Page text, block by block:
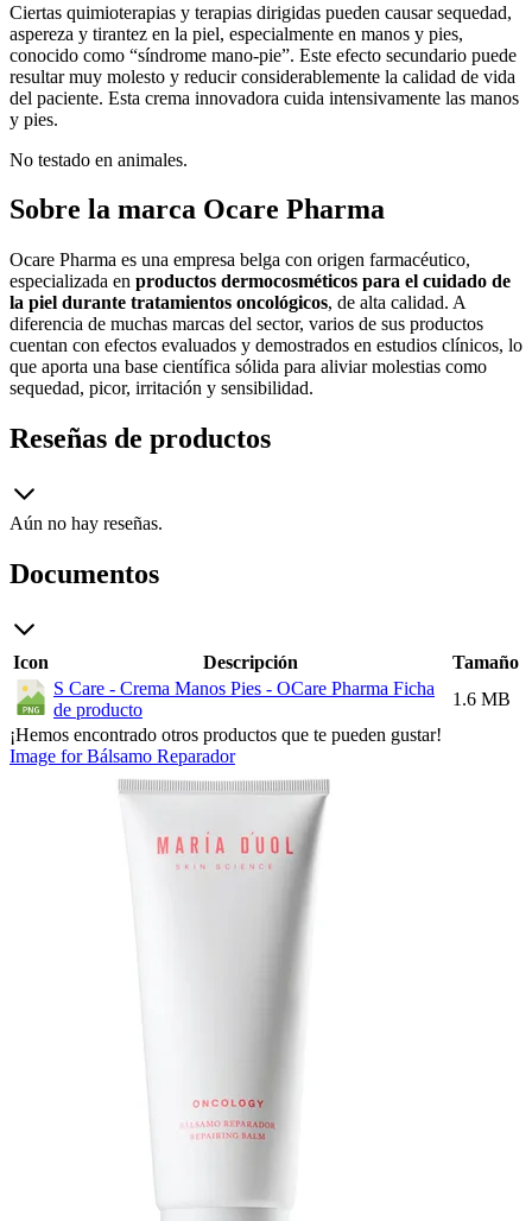
Ciertas quimioterapias y terapias dirigidas pueden causar sequedad,
aspereza y tirantez en la piel, especialmente en manos y pies,
conocido como “síndrome mano-pie”. Este efecto secundario puede
resultar muy molesto y reducir considerablemente la calidad de vida
del paciente. Esta crema innovadora cuida intensivamente las manos
y pies.
No testado en animales.
Sobre la marca Ocare Pharma
Ocare Pharma es una empresa belga con origen farmacéutico,
especializada en productos dermocosméticos para el cuidado de
la piel durante tratamientos oncológicos, de alta calidad. A
diferencia de muchas marcas del sector, varios de sus productos
cuentan con efectos evaluados y demostrados en estudios clínicos, lo
que aporta una base científica sólida para aliviar molestias como
sequedad, picor, irritación y sensibilidad.
Reseñas de productos
Aún no hay reseñas.
Documentos
Icon Descripción
Tamaño
S Care - Crema Manos Pies - OCare Pharma Ficha
de producto
1.6 MB
¡Hemos encontrado otros productos que te pueden gustar!
Image for Bálsamo Reparador